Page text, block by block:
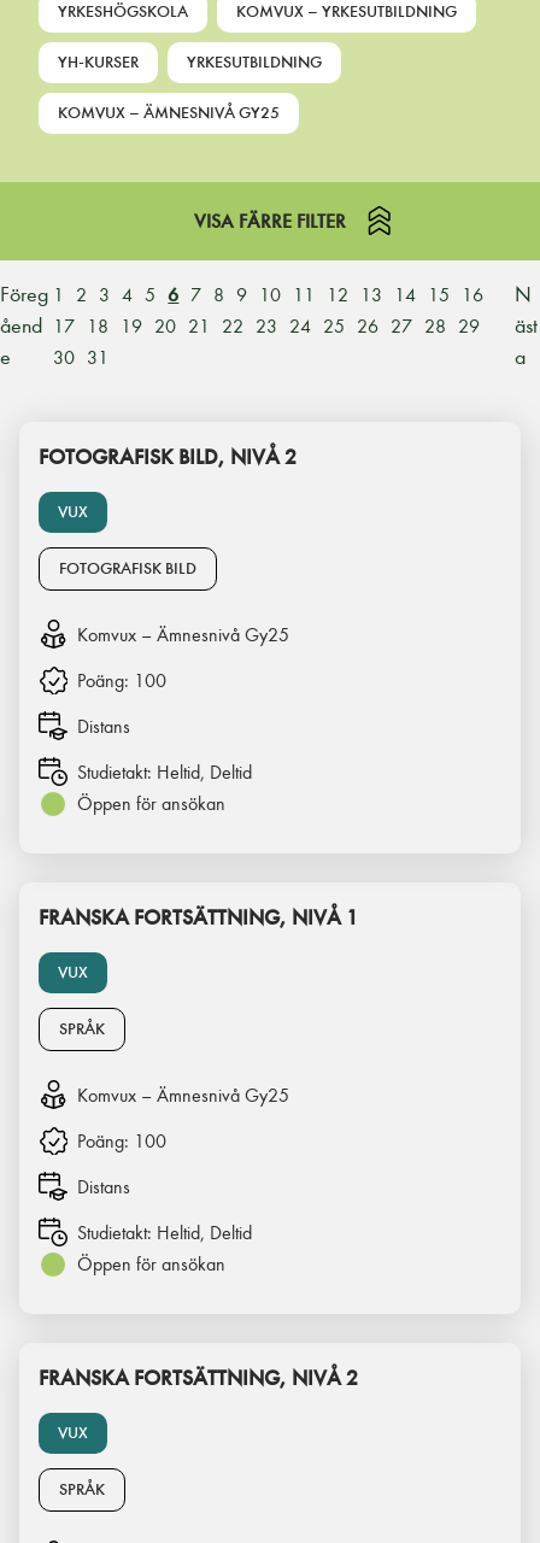
YRKESHÖGSKOLA KOMVUX – YRKESUTBILDNING
YH-KURSER YRKESUTBILDNING
KOMVUX – ÄMNESNIVÅ GY25
VISA FÄRRE FILTER
Föreg
åend
e
1 2 3 4 5 6 7 8 9 10 11 12 13 14 15
16
17
18 19 20 21 22 23 24 25 26 27 28
29
30 31
N
äst
a
VUX
FOTOGRAFISK BILD, NIVÅ 2
FOTOGRAFISK BILD
Komvux – Ämnesnivå Gy25
Poäng: 100
Distans
Studietakt: Heltid, Deltid
Öppen för ansökan
VUX
FRANSKA FORTSÄTTNING, NIVÅ 1
SPRÅK
Komvux – Ämnesnivå Gy25
Poäng: 100
Distans
Studietakt: Heltid, Deltid
Öppen för ansökan
VUX
FRANSKA FORTSÄTTNING, NIVÅ 2
SPRÅK